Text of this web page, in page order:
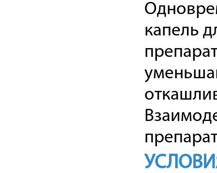
капель